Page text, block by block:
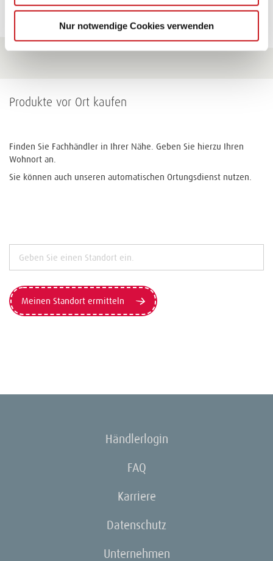
Nur notwendige Cookies verwenden
Produkte vor Ort kaufen
Finden Sie Fachhändler in Ihrer Nähe. Geben Sie hierzu Ihren
Wohnort an.
Sie können auch unseren automatischen Ortungsdienst nutzen.
Meinen Standort ermitteln
Händlerlogin
FAQ
Karriere
Datenschutz
Unternehmen